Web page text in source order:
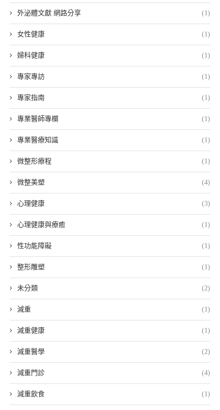
外泌體文獻 網路分享 (1)
女性健康 (1)
婦科健康 (1)
專家專訪 (1)
專家指南 (1)
專業醫師專欄 (1)
專業醫療知識 (1)
微整形療程 (1)
微整美塑 (4)
心理健康 (3)
心理健康與療癒 (1)
性功能障礙 (1)
整形雕塑 (1)
未分類 (2)
減重 (1)
減重健康 (1)
減重醫學 (2)
減重門診 (4)
減重飲食 (1)